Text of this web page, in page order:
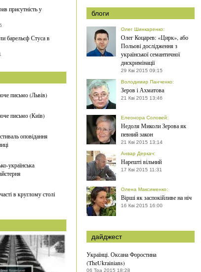
присутність у
барельєф Стуса в
письмо (Львів)
письмо (Київ)
оповідання
українська
в круглому столі
блоги
Олег Шинкаренко:
Олег Коцарев: «Цирк», або
Польові дослідження з
української семантичної
дискримінації
29 Кві 2015 09:15
Володимир Панченко:
Зеров і Ахматова
21 Кві 2015 13:46
Елеонора Соловей:
Недоля Миколи Зерова як
певний закон
21 Кві 2015 13:14
Анвар Деркач:
Нарешті вільний
17 Кві 2015 11:31
Олена Максименко:
Вірші як заспокійливе на ніч
16 Кві 2015 16:00
дайджест
Українці. Оксана Форостина
(TheUkrainians)
06 Тра 2015 18:28